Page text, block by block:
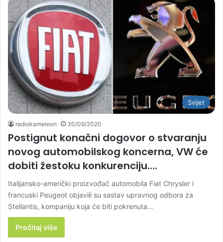
Svijet
radiokameleon 30/09/2020
Postignut konačni dogovor o stvaranju
novog automobilskog koncerna, VW će
dobiti žestoku konkurenciju….
Italijansko-američki proizvođač automobila Fiat Chrysler i
francuski Peugeot objavili su sastav upravnog odbora za
Stellantis, kompaniju koja će biti pokrenuta…
Pročitaj više